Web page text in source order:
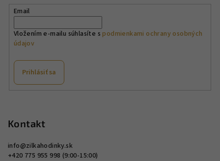
v
p
Email
Vložením e-mailu súhlasíte spodmienkami ochrany osobných
údajov
Prihlásiť sa
Kontakt
info@zilkahodinky.sk
+420 775 955 998 (9:00-15:00)